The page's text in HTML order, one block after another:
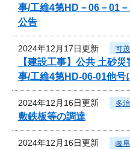
事/工維4第HD－06－01
公告
2024年12月17日更新 可
【建設工事】公共 土砂
事/工維4第HD-06-01他号
2024年12月16日更新 多
敷鉄板等の調達
2024年12月16日更新 岐